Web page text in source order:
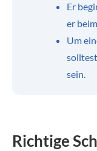
Er
er
Um
sein.
Richtige